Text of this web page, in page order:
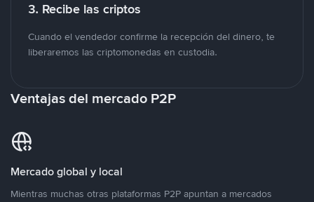
3. Recibe las criptos
Cuando el vendedor confirme la recepción del dinero, te
liberaremos las criptomonedas en custodia.
Ventajas del mercado P2P
Mercado global y local
Mientras muchas otras plataformas P2P apuntan a mercados